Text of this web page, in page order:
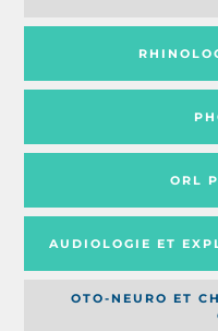
ORL
AUDIOLOGIE ET
OTO-NEURO ET